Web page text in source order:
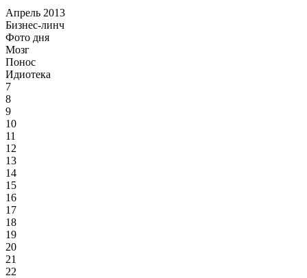
Апрель 2013
Бизнес-линч
Фото дня
Мозг
Понос
Идиотека
7
8
9
10
11
12
13
14
15
16
17
18
19
20
21
22